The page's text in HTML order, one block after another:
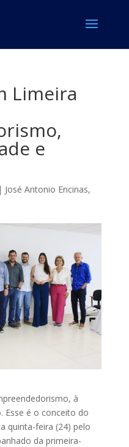
Limeira
e
| José Antonio Encinas,
à
Esse é o conceito do
quinta-feira (24) pelo
da primeira-